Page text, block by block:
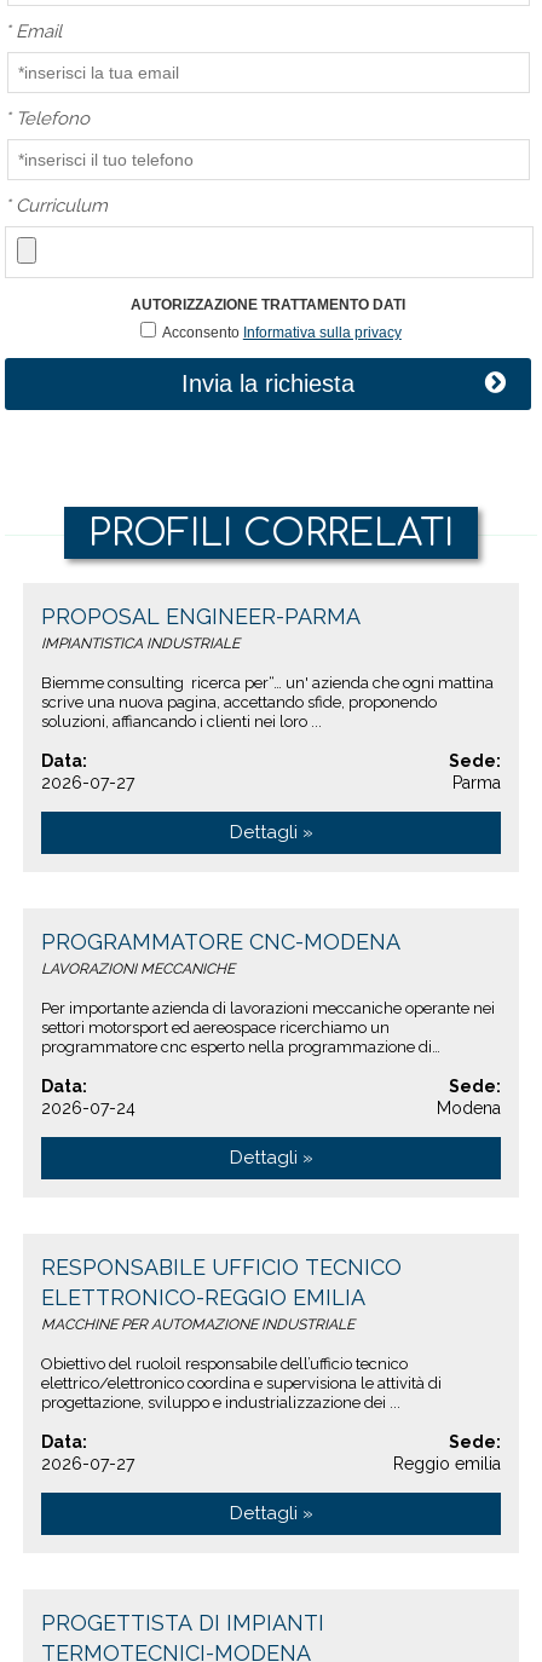
*Email
*Telefono
*Curriculum
AUTORIZZAZIONE TRATTAMENTO DATI
Acconsento Informativa sulla privacy
Invia la richiesta
PROFILI CORRELATI
PROPOSAL ENGINEER-PARMA
IMPIANTISTICA INDUSTRIALE
Biemme consulting ricerca per“… un' azienda che ogni mattina
scrive una nuova pagina, accettando sfide, proponendo
soluzioni, affiancando i clienti nei loro ...
Data:
2026-07-27
Sede:
Parma
Dettagli »
PROGRAMMATORE CNC-MODENA
LAVORAZIONI MECCANICHE
Per importante azienda di lavorazioni meccaniche operante nei
settori motorsport ed aereospace ricerchiamo un
programmatore cnc esperto nella programmazione di
Data:
2026-07-24
Sede:
Modena
Dettagli »
RESPONSABILE UFFICIO TECNICO
ELETTRONICO-REGGIO EMILIA
MACCHINE PER AUTOMAZIONE INDUSTRIALE
Obiettivo del ruoloil responsabile dell’ufficio tecnico
elettrico/elettronico coordina e supervisiona le attività di
progettazione, sviluppo e industrializzazione dei ...
Data:
2026-07-27
Sede:
Reggio emilia
Dettagli »
PROGETTISTA DI IMPIANTI
TERMOTECNICI-MODENA